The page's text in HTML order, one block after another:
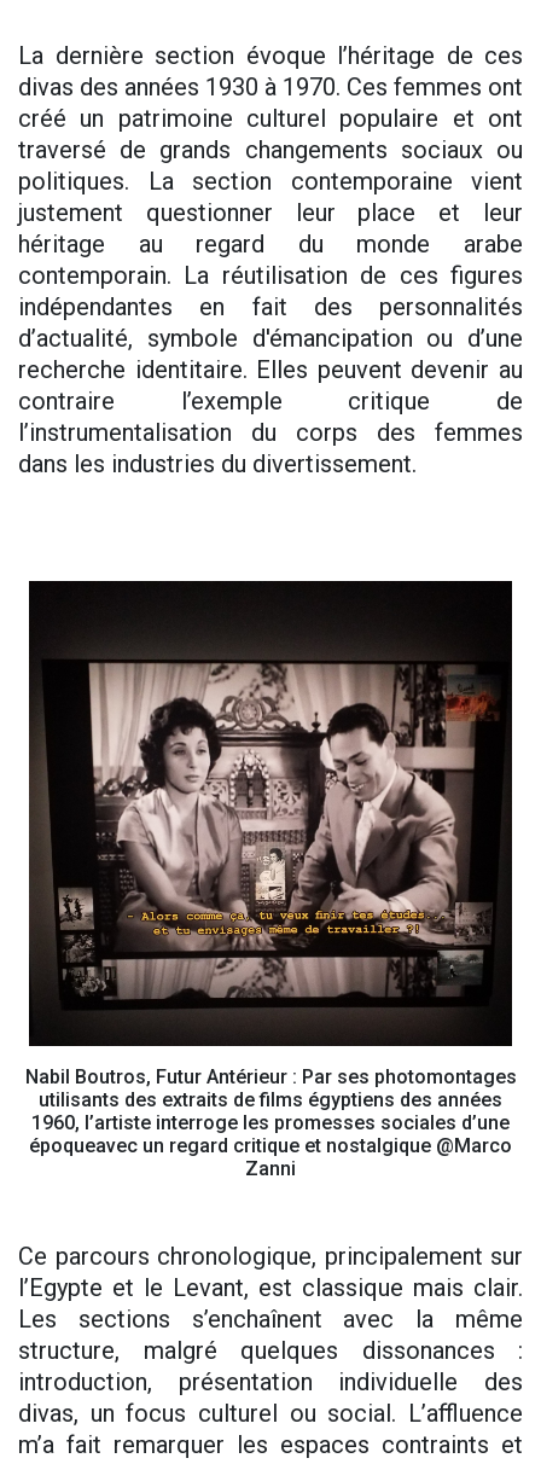
La dernière section évoque l’héritage de ces
divas des années 1930 à 1970. Ces femmes ont
créé un patrimoine culturel populaire et ont
traversé de grands changements sociaux ou
politiques. La section contemporaine vient
justement questionner leur place et leur
héritage au regard du monde arabe
contemporain. La réutilisation de ces figures
indépendantes en fait des personnalités
d’actualité, symbole d'émancipation ou d’une
recherche identitaire. Elles peuvent devenir au
contraire l’exemple critique de
l’instrumentalisation du corps des femmes
dans les industries du divertissement.
Nabil Boutros, Futur Antérieur : Par ses photomontages
utilisants des extraits de films égyptiens des années
1960, l’artiste interroge les promesses sociales d’une
époqueavec un regard critique et nostalgique @Marco
Zanni
Ce parcours chronologique, principalement sur
l’Egypte et le Levant, est classique mais clair.
Les sections s’enchaînent avec la même
structure, malgré quelques dissonances :
introduction, présentation individuelle des
divas, un focus culturel ou social. L’affluence
m’a fait remarquer les espaces contraints et